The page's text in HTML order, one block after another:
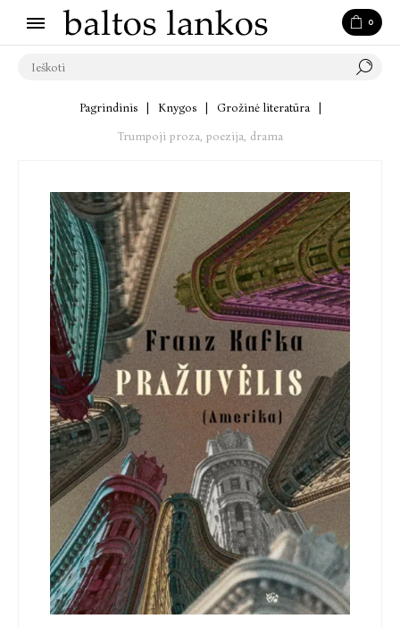
0
Pagrindinis Knygos Grožinė literatūra
Trumpoji proza, poezija, drama